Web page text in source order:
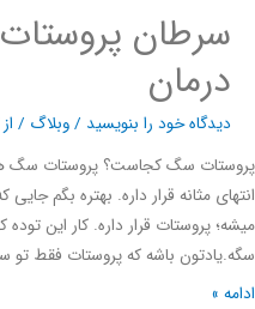
سرطان
درمان
دیدگاه‌ خود را بنویسید/وبلاگ/ از
سگ کجاست؟ پروستات سگ ها
مثانه قرار داره. بهتره بگم جایی
پروستات قرار داره. کار این توده
باشه که پروستات فقط تو
»